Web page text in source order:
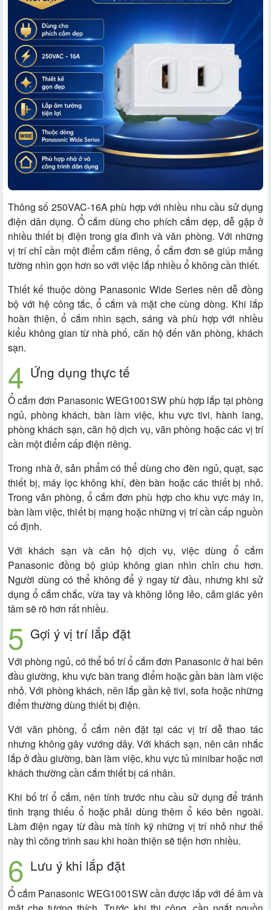
Thông số 250VAC-16A phù hợp với nhiều nhu cầu sử dụng
điện dân dụng. Ổ cắm dùng cho phích cắm dẹp, dễ gặp ở
nhiều thiết bị điện trong gia đình và văn phòng. Với những
vị trí chỉ cần một điểm cắm riêng, ổ cắm đơn sẽ giúp mảng
tường nhìn gọn hơn so với việc lắp nhiều ổ không cần thiết.
Thiết kế thuộc dòng Panasonic Wide Series nên dễ đồng
bộ với hệ công tắc, ổ cắm và mặt che cùng dòng. Khi lắp
hoàn thiện, ổ cắm nhìn sạch, sáng và phù hợp với nhiều
kiểu không gian từ nhà phố, căn hộ đến văn phòng, khách
sạn.
Ứng dụng thực tế
Ổ cắm đơn Panasonic WEG1001SW phù hợp lắp tại phòng
ngủ, phòng khách, bàn làm việc, khu vực tivi, hành lang,
phòng khách sạn, căn hộ dịch vụ, văn phòng hoặc các vị trí
cần một điểm cấp điện riêng.
Trong nhà ở, sản phẩm có thể dùng cho đèn ngủ, quạt, sạc
thiết bị, máy lọc không khí, đèn bàn hoặc các thiết bị nhỏ.
Trong văn phòng, ổ cắm đơn phù hợp cho khu vực máy in,
bàn làm việc, thiết bị mạng hoặc những vị trí cần cấp nguồn
cố định.
Với khách sạn và căn hộ dịch vụ, việc dùng ổ cắm
Panasonic đồng bộ giúp không gian nhìn chỉn chu hơn.
Người dùng có thể không để ý ngay từ đầu, nhưng khi sử
dụng ổ cắm chắc, vừa tay và không lỏng lẻo, cảm giác yên
tâm sẽ rõ hơn rất nhiều.
Gợi ý vị trí lắp đặt
Với phòng ngủ, có thể bố trí ổ cắm đơn Panasonic ở hai bên
đầu giường, khu vực bàn trang điểm hoặc gần bàn làm việc
nhỏ. Với phòng khách, nên lắp gần kệ tivi, sofa hoặc những
điểm thường dùng thiết bị điện.
Với văn phòng, ổ cắm nên đặt tại các vị trí dễ thao tác
nhưng không gây vướng dây. Với khách sạn, nên cân nhắc
lắp ở đầu giường, bàn làm việc, khu vực tủ minibar hoặc nơi
khách thường cần cắm thiết bị cá nhân.
Khi bố trí ổ cắm, nên tính trước nhu cầu sử dụng để tránh
tình trạng thiếu ổ hoặc phải dùng thêm ổ kéo bên ngoài.
Làm điện ngay từ đầu mà tính kỹ những vị trí nhỏ như thế
này thì công trình sau khi hoàn thiện sẽ tiện hơn nhiều.
Lưu ý khi lắp đặt
Ổ cắm Panasonic WEG1001SW cần được lắp với đế âm và